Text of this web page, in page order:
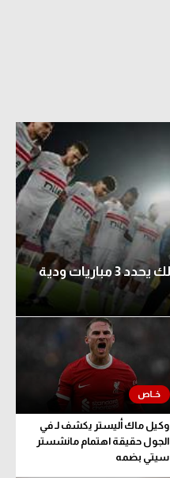
البداية مع البلاستيك.. الزمالك يحدد 3 مباريات ودية
وكيل ماك أليستر يكشف لـ في
الجول حقيقة اهتمام مانشستر
سيتي بضمه